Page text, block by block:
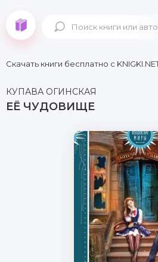
Скачать книги бесплатно c
КУПАВА ОГИНСКАЯ
ЕЁ ЧУДОВИЩЕ